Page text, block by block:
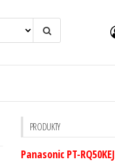
PRODUKTY
Panasonic PT-RQ50KEJ